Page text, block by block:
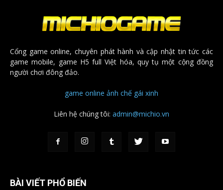
Cổng game online, chuyên phát hành và cập nhật tin tức các
game mobile, game H5 full Việt hóa, quy tụ một cộng đồng
người chơi đông đảo.
game online ảnh chế gái xinh
Liên hệ chúng tôi: admin@michio.vn
BÀI VIẾT PHỔ BIẾN